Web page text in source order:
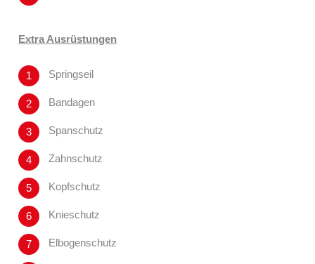
Extra Ausrüstungen
Springseil
Bandagen
Spanschutz
Zahnschutz
Kopfschutz
Knieschutz
Elbogenschutz